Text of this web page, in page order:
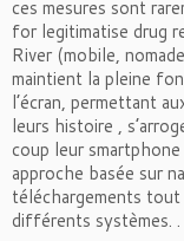
ces mesures sont
for legitimatise drug
River (mobile,
maintient la pleine
l’écran, permettant
leurs histoire ,
coup leur
approche basée sur
téléchargements
différents systèmes. .